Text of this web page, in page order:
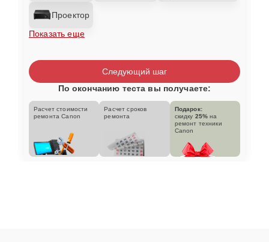
Проектор
Показать еще
Следующий шаг
По окончанию теста вы получаете:
Расчет стоимости
ремонта Canon
Расчет сроков
ремонта
Подарок:
скидку 25% на
ремонт техники
Canon